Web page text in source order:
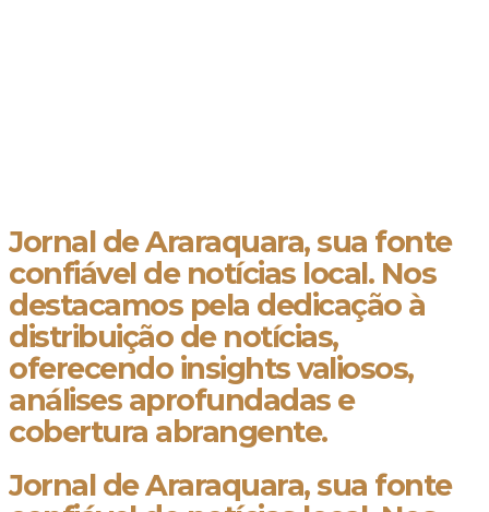
Jornal de Araraquara, sua fonte
confiável de notícias local. Nos
destacamos pela dedicação à
distribuição de notícias,
oferecendo insights valiosos,
análises aprofundadas e
cobertura abrangente.
Jornal de Araraquara, sua fonte